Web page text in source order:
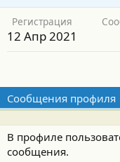
Регистрация
12 Апр 2021
Сообщения профиля
В профиле
сообщения.